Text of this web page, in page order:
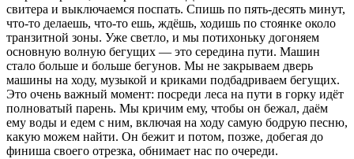
свитера и выключаемся поспать. Спишь по пять-десять минут,
что-то делаешь, что-то ешь, ждёшь, ходишь по стоянке около
транзитной зоны. Уже светло, и мы потихоньку догоняем
основную волную бегущих — это середина пути. Машин
стало больше и больше бегунов. Мы не закрываем дверь
машины на ходу, музыкой и криками подбадриваем бегущих.
Это очень важный момент: посреди леса на пути в горку идёт
полноватый парень. Мы кричим ему, чтобы он бежал, даём
ему воды и едем с ним, включая на ходу самую бодрую песню,
какую можем найти. Он бежит и потом, позже, добегая до
финиша своего отрезка, обнимает нас по очереди.